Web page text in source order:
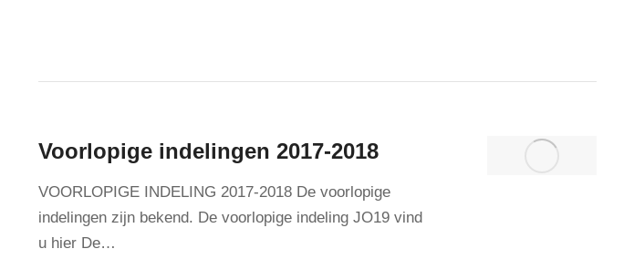
Voorlopige indelingen 2017-2018
VOORLOPIGE INDELING 2017-2018 De voorlopige
indelingen zijn bekend. De voorlopige indeling JO19 vind
u hier De…